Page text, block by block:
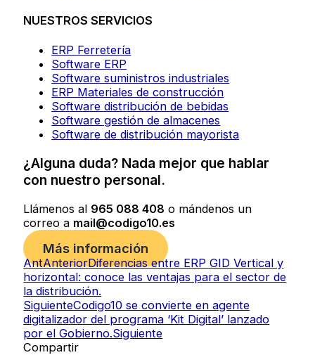
NUESTROS SERVICIOS
ERP Ferretería
Software ERP
Software suministros industriales
ERP Materiales de construcción
Software distribución de bebidas
Software gestión de almacenes
Software de distribución mayorista
¿Alguna duda? Nada mejor que hablar
con nuestro personal.
Llámenos al 965 088 408 o mándenos un
correo a mail@codigo10.es
Más información
AntAnteriorDiferencias entre ERP GID Vertical y
horizontal: conoce las ventajas para el sector de
la distribución.
SiguienteCodigo10 se convierte en agente
digitalizador del programa ‘Kit Digital’ lanzado
por el Gobierno.Siguiente
Compartir